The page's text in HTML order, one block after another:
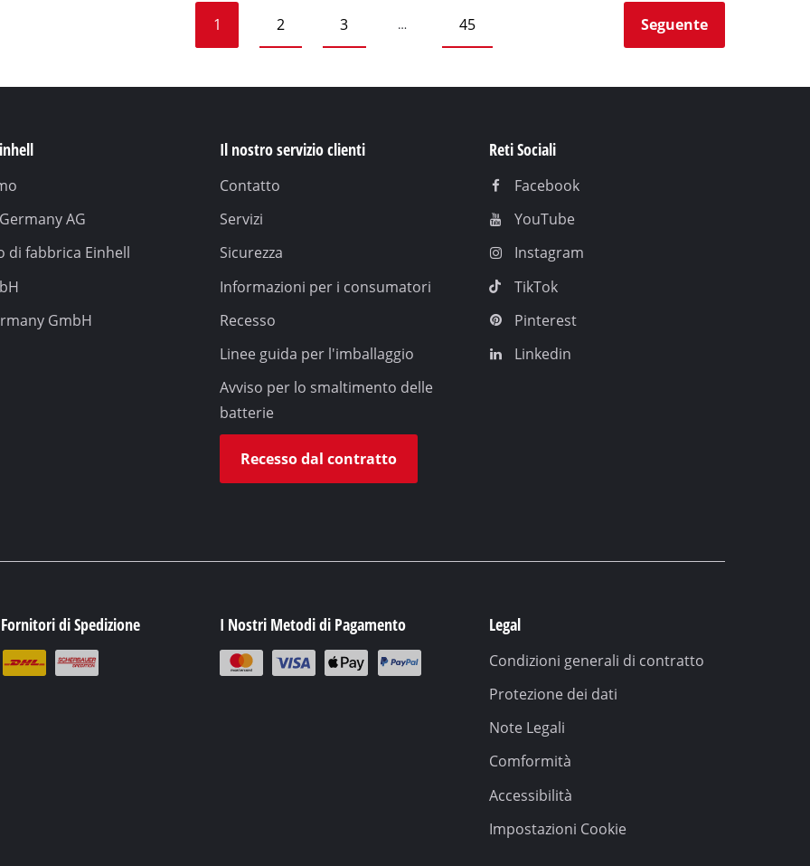
1 2 3 … 45 Seguente
AG
di fabbrica Einhell
GmbH
Il nostro servizio clienti
Contatto
Servizi
Sicurezza
Informazioni per i consumatori
Recesso
Linee guida per l'imballaggio
Avviso per lo smaltimento delle
batterie
Recesso dal contratto
Reti Sociali
Facebook
YouTube
Instagram
TikTok
Pinterest
Linkedin
di Spedizione I Nostri Metodi di Pagamento Legal
Condizioni generali di contratto
Protezione dei dati
Note Legali
Comformità
Accessibilità
Impostazioni Cookie